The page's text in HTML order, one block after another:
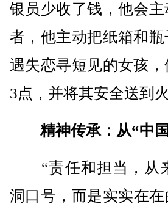
银员少收了钱，他会
者，他主动把纸箱和
遇失恋寻短见的女孩
3点，并将其安全送到
精神传承：从“中
“责任和担当，从
洞口号，而是实实在